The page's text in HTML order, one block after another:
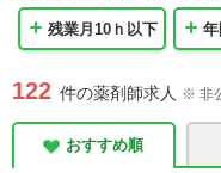
残業月10ｈ以下
122 件の薬剤師求人 ※ 非
おすすめ順